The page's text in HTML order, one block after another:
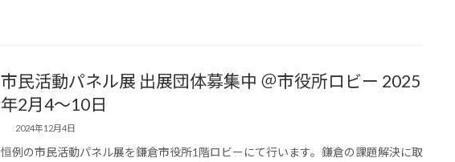
市民活動パネル展 出展団体募集中 ＠市役所ロビー 2025
年2月4～10日
2024年12月4日
恒例の市民活動パネル展を鎌倉市役所1階ロビーにて行います。鎌倉の課題解決に取